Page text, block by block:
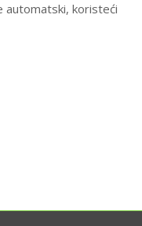
automatski, koristeći